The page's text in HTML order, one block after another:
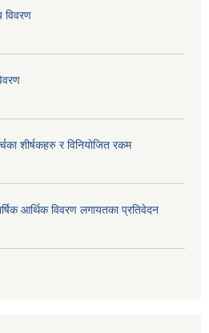
शीर्षकहरु र विनियोजित रकम
आर्थिक विवरण लगायतका प्रतिवेदन